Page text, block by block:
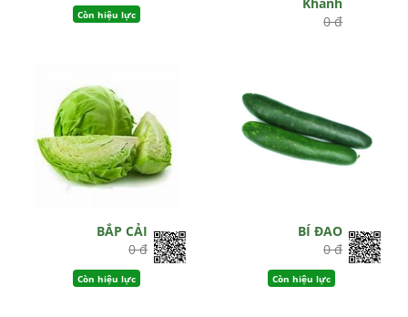
Còn hiệu lực
Khánh
0 đ
BẮP CẢI
0 đ
Còn hiệu lực
BÍ ĐAO
0 đ
Còn hiệu lực